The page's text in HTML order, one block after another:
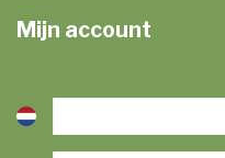
Mijn account